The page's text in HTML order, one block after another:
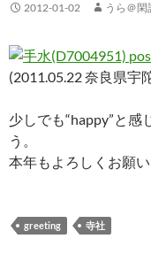
キ
プ
2012-01-02 うら＠閑
(2011.05.22 奈良県宇
少しでも“happy”と感
う。
本年もよろしくお願い
greeting 寺社